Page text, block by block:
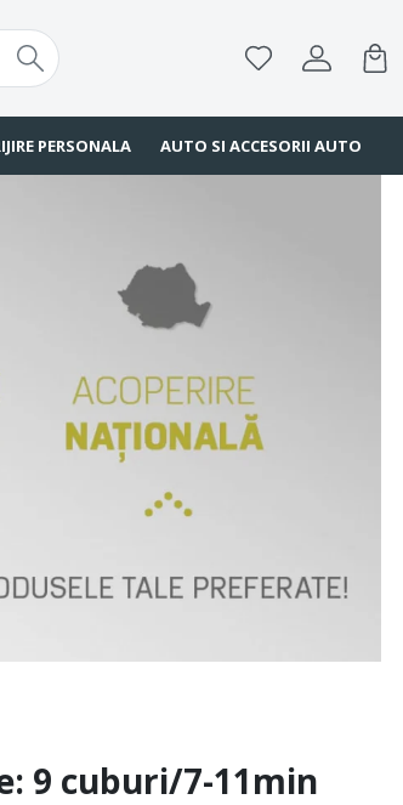
PERSONALA AUTO SI ACCESORII AUTO
9 cuburi/7-11min